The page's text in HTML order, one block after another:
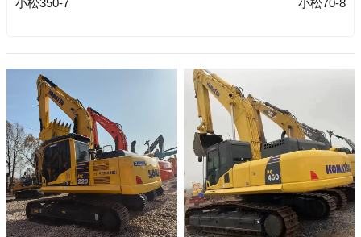
小松350-7
小松70-8